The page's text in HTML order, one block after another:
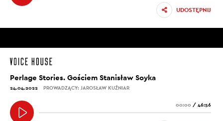
UDOSTĘPNIJ
Perlage Stories. Gościem Stanisław Soyka
24.04.2022 PROWADZĄCY: JAROSŁAW KUŹNIAR
00:00 / 46:56